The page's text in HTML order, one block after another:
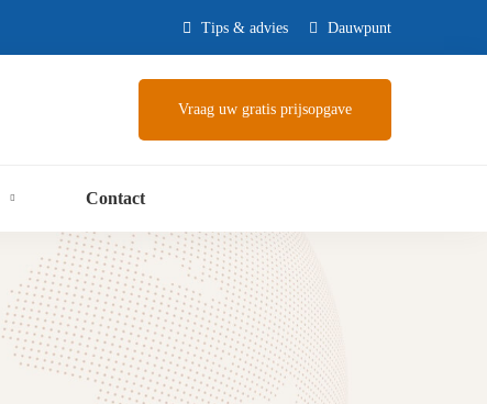
Tips & advies Dauwpunt
Vraag uw gratis prijsopgave
Contact